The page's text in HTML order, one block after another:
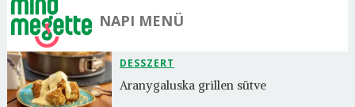
NAPI MENÜ
DESSZERT
Aranygaluska grillen sütve